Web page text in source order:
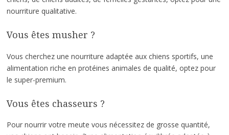
nourriture qualitative.
Vous êtes musher ?
Vous cherchez une nourriture adaptée aux chiens sportifs, une
alimentation riche en protéines animales de qualité, optez pour
le super-premium.
Vous êtes chasseurs ?
Pour nourrir votre meute vous nécessitez de grosse quantité,